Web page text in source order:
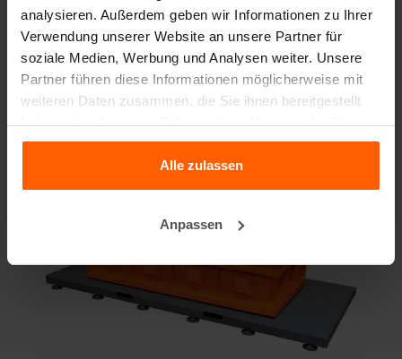
analysieren. Außerdem geben wir Informationen zu Ihrer
Verwendung unserer Website an unsere Partner für
soziale Medien, Werbung und Analysen weiter. Unsere
Partner führen diese Informationen möglicherweise mit
weiteren Daten zusammen, die Sie ihnen bereitgestellt
haben oder die sie im Rahmen Ihrer Nutzung der Dienste
gesammelt haben.
Alle zulassen
Anpassen
Hebemittel;
Handling-Ausrüstung.
Suchen Sie also nicht weiter! Betonblock® ist Ihr One-
Stop-Shop für alles, was Ihr Betonwerk benötigt.